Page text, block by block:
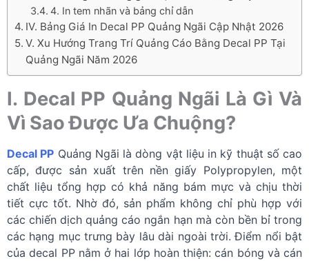
4. In tem nhãn và bảng chỉ dẫn
IV. Bảng Giá In Decal PP Quảng Ngãi Cập Nhật 2026
V. Xu Hướng Trang Trí Quảng Cáo Bằng Decal PP Tại
Quảng Ngãi Năm 2026
I. Decal PP Quảng Ngãi Là Gì Và
Vì Sao Được Ưa Chuộng?
Decal PP Quảng Ngãi là dòng vật liệu in kỹ thuật số cao
cấp, được sản xuất trên nền giấy Polypropylen, một
chất liệu tổng hợp có khả năng bám mực và chịu thời
tiết cực tốt. Nhờ đó, sản phẩm không chỉ phù hợp với
các chiến dịch quảng cáo ngắn hạn mà còn bền bỉ trong
các hạng mục trưng bày lâu dài ngoài trời. Điểm nổi bật
của decal PP nằm ở hai lớp hoàn thiện: cán bóng và cán